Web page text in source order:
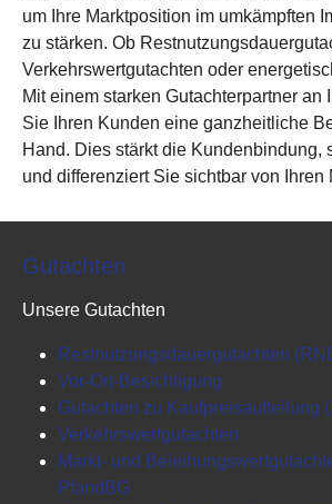
um Ihre Marktposition im umkämpften
zu stärken. Ob
Verkehrswertgutachten oder
Mit einem starken Gutachterpartner an
Sie Ihren Kunden eine ganzheitliche
Hand. Dies stärkt die Kundenbindung,
und differenziert Sie sichtbar von Ihren
Gutachten
Unsere Gutachten
Restnutzungsdauergutachten
Vor-Ort-Besichtigung
Gutachten zu Kaufpreisaufteilung
Verkehrswertgutachten
Markt- und
PfandBG